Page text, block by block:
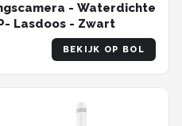
- Waterdichte
Lasdoos - Zwart
BEKIJK OP BOL